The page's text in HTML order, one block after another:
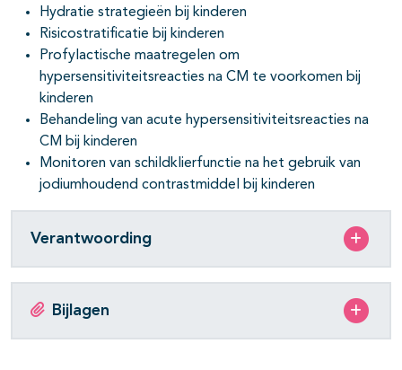
open- en dichtklappen
open- en dichtklappen
open- en dichtklappen
Hydratie strategieën bij kinderen
Risicostratificatie bij kinderen
Profylactische maatregelen om
hypersensitiviteitsreacties na CM te voorkomen bij
kinderen
Behandeling van acute hypersensitiviteitsreacties na
CM bij kinderen
Monitoren van schildklierfunctie na het gebruik van
jodiumhoudend contrastmiddel bij kinderen
Verantwoording
Bijlagen